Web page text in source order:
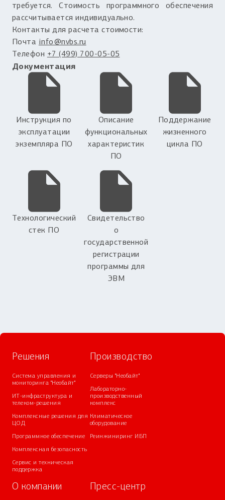
требуется. Стоимость программного обеспечения
рассчитывается индивидуально.
Контакты для расчета стоимости:
Почта info@nvbs.ru
Телефон +7 (499) 700-05-05
Документация
Инструкция по
эксплуатации
экземпляра ПО
Описание
функциональных
характеристик
ПО
Поддержание
жизненного
цикла ПО
Технологический
стек ПО
Свидетельство
о
государственной
регистрации
программы для
ЭВМ
Решения
Система управления и
мониторинга "Необайт"
ИТ-инфраструктура и
телеком-решения
Комплексные решения для
ЦОД
Программное обеспечение
Комплексная безопасность
Сервис и техническая
поддержка
Производство
Серверы "Необайт"
Лабораторно-
производственный
комплекс
Климатическое
оборудование
Реинжиниринг ИБП
О компании Пресс-центр